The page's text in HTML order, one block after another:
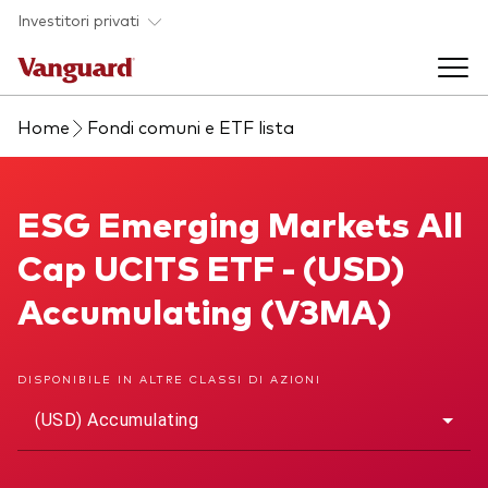
Skip to main content
Investitori privati
Prodotti di investimento
Prodotti
ETF
La società
Back to main menu
Come investire
Home Fondi comuni e ETF lista
ESG Emerging Markets All Cap UCITS ETF
ESG Emerging Markets All
Cap UCITS ETF - (USD)
Accumulating (V3MA)
DISPONIBILE IN ALTRE CLASSI DI AZIONI
(USD) Accumulating